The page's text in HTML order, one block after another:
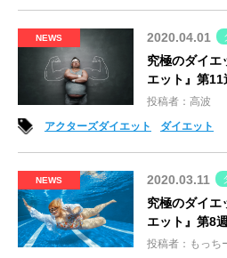
NEWS 2020.04.01
究極のダイエ
エット』第11
投稿者：高波
アクターズダイエット
ダイエット
NEWS 2020.03.11
究極のダイエ
エット』第8
投稿者：もっち